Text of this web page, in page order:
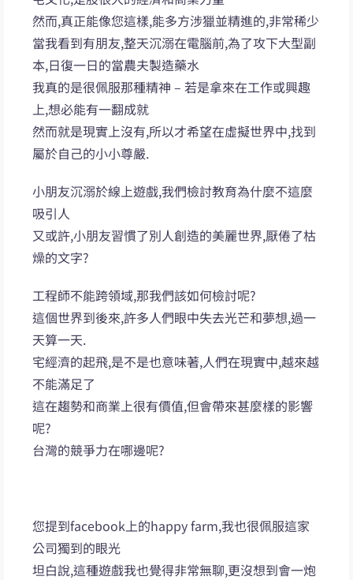
然而,真正能像您這樣,能多方涉獵並精進的,非常稀少
當我看到有朋友,整天沉溺在電腦前,為了攻下大型副
本,日復一日的當農夫製造藥水
我真的是很佩服那種精神 – 若是拿來在工作或興趣
上,想必能有一翻成就
然而就是現實上沒有,所以才希望在虛擬世界中,找到
屬於自己的小小尊嚴.
小朋友沉溺於線上遊戲,我們檢討教育為什麼不這麼
吸引人
又或許,小朋友習慣了別人創造的美麗世界,厭倦了枯
燥的文字?
工程師不能跨領域,那我們該如何檢討呢?
這個世界到後來,許多人們眼中失去光芒和夢想,過一
天算一天.
宅經濟的起飛,是不是也意味著,人們在現實中,越來越
不能滿足了
這在趨勢和商業上很有價值,但會帶來甚麼樣的影響
呢?
台灣的競爭力在哪邊呢?
您提到facebook上的happy farm,我也很佩服這家
公司獨到的眼光
坦白說,這種遊戲我也覺得非常無聊,更沒想到會一炮